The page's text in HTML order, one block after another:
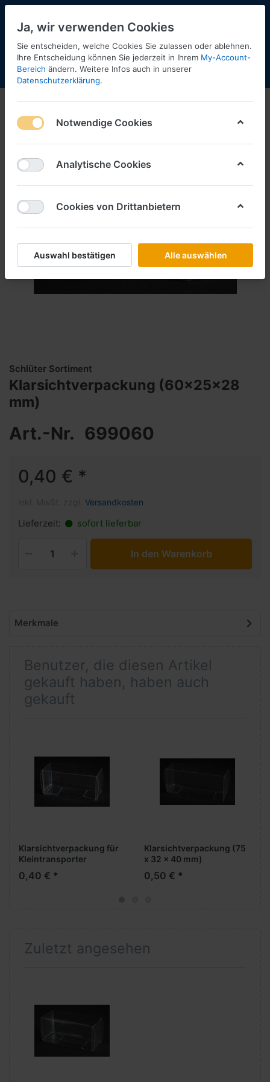
Menü Anmelden Shopaktualisierung
Schlüter Sortiment
Klarsichtverpackung (60x25x28
mm)
Art.-Nr. 699060
0,40 € *
Versandkosten
Lieferzeit: sofort lieferbar
In den Warenkorb
Merkmale
Benutzer, die diesen Artikel
gekauft haben, haben auch
gekauft
Klarsichtverpackung für
Kleintransporter
(65x25x28 mm)
0,40 € *
Klarsichtverpackung (75
x 32 x 40 mm)
0,50 € *
Zuletzt angesehen
Ja, wir verwenden Cookies
Sie entscheiden, welche Cookies Sie zulassen oder ablehnen.
Ihre Entscheidung können Sie jederzeit in Ihrem My-Account-
Bereich ändern. Weitere Infos auch in unserer
Datenschutzerklärung.
Notwendige Cookies
Analytische Cookies
Cookies von Drittanbietern
Auswahl bestätigen Alle auswählen